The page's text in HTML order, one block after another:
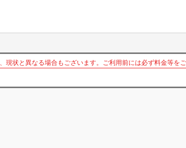
状と異なる場合もございます。ご利用前には必ず料金等をご